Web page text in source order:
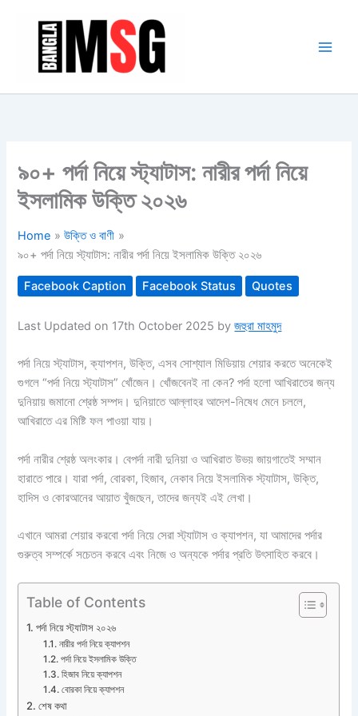
৯০+ পর্দা নিয়ে স্ট্যাটাস: নারীর পর্দা নিয়ে
ইসলামিক উক্তি ২০২৬
Home
উক্তি ও বাণী
৯০+ পর্দা নিয়ে স্ট্যাটাস: নারীর পর্দা নিয়ে ইসলামিক উক্তি ২০২৬
Facebook Caption Facebook Status Quotes
Last Updated on 17th October 2025 byজহুরা মাহমুদ
পর্দা নিয়ে স্ট্যাটাস, ক্যাপশন, উক্তি, এসব সোশ্যাল মিডিয়ায় শেয়ার করতে অনেকেই
গুগলে “পর্দা নিয়ে স্ট্যাটাস” খোঁজেন। খোঁজবেনই না কেন? পর্দা হলো আখিরাতের জন্য
দুনিয়ায় জমানো শ্রেষ্ঠ সম্পদ। দুনিয়াতে আল্লাহর আদেশ-নিষেধ মেনে চললে,
আখিরাতে এর মিষ্টি ফল পাওয়া যায়।
পর্দা নারীর শ্রেষ্ঠ অলংকার। বেপর্দা নারী দুনিয়া ও আখিরাত উভয় জায়গাতেই সম্মান
হারাতে পারে। যারা পর্দা, বোরকা, হিজাব, নেকাব নিয়ে ইসলামিক স্ট্যাটাস, উক্তি,
হাদিস ও কোরআনের আয়াত খুঁজছেন, তাদের জন্যই এই লেখা।
এখানে আমরা শেয়ার করবো পর্দা নিয়ে সেরা স্ট্যাটাস ও ক্যাপশন, যা আমাদের পর্দার
গুরুত্ব সম্পর্কে সচেতন করবে এবং নিজে ও অন্যকে পর্দার প্রতি উৎসাহিত করবে।
Table of Contents
পর্দা নিয়ে স্ট্যাটাস ২০২৬
নারীর পর্দা নিয়ে ক্যাপশন
পর্দা নিয়ে ইসলামিক উক্তি
হিজাব নিয়ে ক্যাপশন
বোরকা নিয়ে ক্যাপশন
শেষ কথা